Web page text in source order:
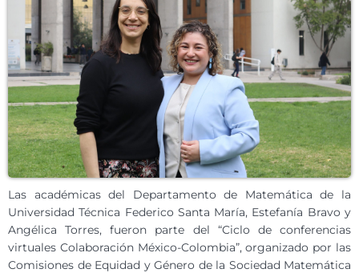
Las académicas del Departamento de Matemática de la
Universidad Técnica Federico Santa María, Estefanía Bravo y
Angélica Torres, fueron parte del “Ciclo de conferencias
virtuales Colaboración México-Colombia”, organizado por las
Comisiones de Equidad y Género de la Sociedad Matemática